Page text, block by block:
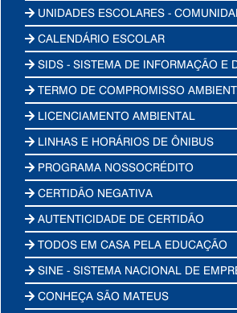
UNIDADES ESCOLARES -
CALENDÁRIO ESCOLAR
SIDS - SISTEMA DE INFORMAÇÃO E
TERMO DE COMPROMISSO
LICENCIAMENTO AMBIENTAL
LINHAS E HORÁRIOS DE ÔNIBUS
PROGRAMA NOSSOCRÉDITO
CERTIDÃO NEGATIVA
AUTENTICIDADE DE CERTIDÃO
TODOS EM CASA PELA EDUCAÇÃO
SINE - SISTEMA NACIONAL DE
CONHEÇA SÃO MATEUS